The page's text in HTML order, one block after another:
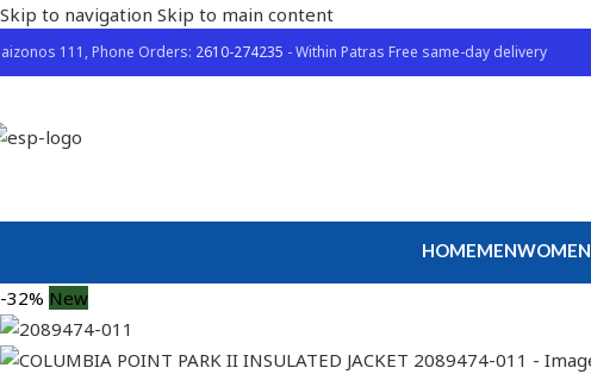
Skip to navigation Skip to main content
111, Phone Orders: 2610-274235 - Within Patras Free same-day delivery
HOMEMENWOMEN
-32% New